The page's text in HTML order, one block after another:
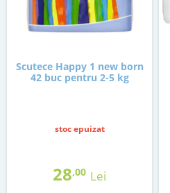
Scutece Happy 1 new born
42 buc pentru 2-5 kg
stoc epuizat
28,00 Lei